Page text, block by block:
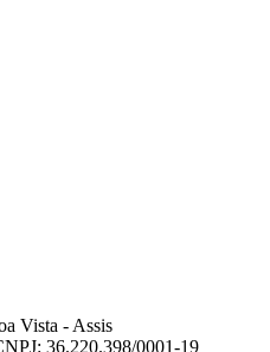
Vista - Assis
36.220.398/0001-19